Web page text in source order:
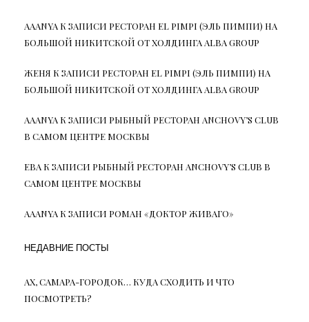
AAANYAК ЗАПИСИ РЕСТОРАН EL PIMPI (ЭЛЬ ПИМПИ) НА
БОЛЬШОЙ НИКИТСКОЙ ОТ ХОЛДИНГА ALBA GROUP
ЖЕНЯ К ЗАПИСИ РЕСТОРАН EL PIMPI (ЭЛЬ ПИМПИ) НА
БОЛЬШОЙ НИКИТСКОЙ ОТ ХОЛДИНГА ALBA GROUP
AAANYAК ЗАПИСИ РЫБНЫЙ РЕСТОРАН ANCHOVY’S CLUB
В САМОМ ЦЕНТРЕ МОСКВЫ
ЕВАК ЗАПИСИ РЫБНЫЙ РЕСТОРАН ANCHOVY’S CLUB В
САМОМ ЦЕНТРЕ МОСКВЫ
AAANYAК ЗАПИСИ РОМАН «ДОКТОР ЖИВАГО»
НЕДАВНИЕ ПОСТЫ
АХ, САМАРА-ГОРОДОК… КУДА СХОДИТЬ И ЧТО
ПОСМОТРЕТЬ?